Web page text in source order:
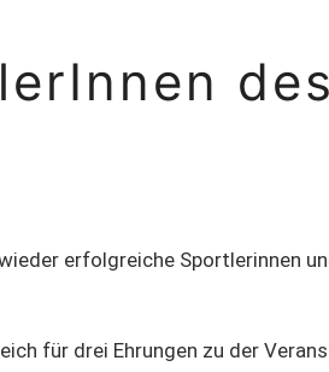
erfolgreiche Sportlerinnen
für drei Ehrungen zu der